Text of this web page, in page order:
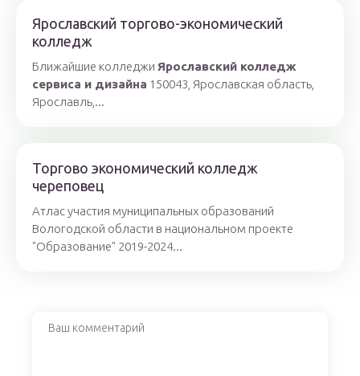
Ярославский торгово-экономический
колледж
Ближайшие колледжи Ярославский колледж
сервиса и дизайна 150043, Ярославская область,
Ярославль,...
Торгово экономический колледж
череповец
Атлас участия муниципальных образований
Вологодской области в национальном проекте
"Образование" 2019-2024...